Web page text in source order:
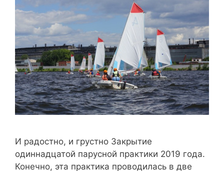
И радостно, и грустно Закрытие
одиннадцатой парусной практики 2019 года.
Конечно, эта практика проводилась в две